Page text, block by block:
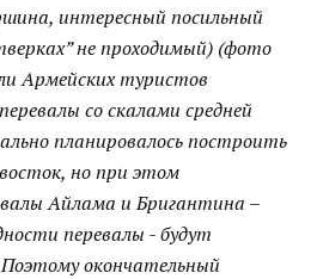
интересный посильный
не проходимый) (фото
Армейских туристов
со скалами средней
планировалось построить
но при этом
Айлама иБригантина –
перевалы - будут
Поэтому окончательный